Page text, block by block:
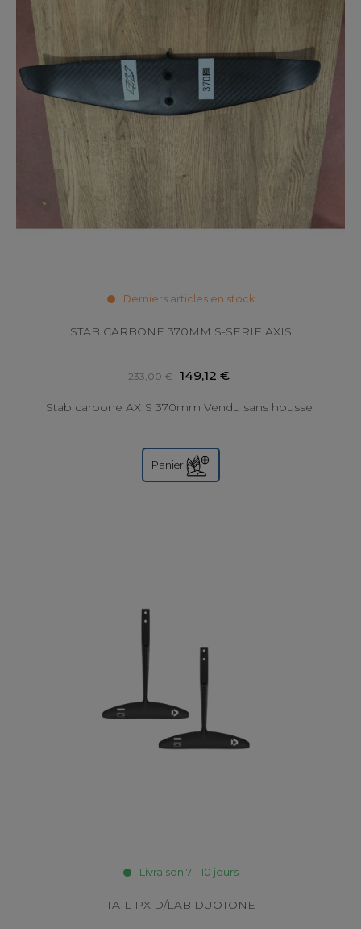
Derniers articles en stock
STAB CARBONE 370MM S-SERIE AXIS
233,00 € 149,12 €
Stab carbone AXIS 370mm Vendu sans housse
Panier
Livraison 7 - 10 jours
TAIL PX D/LAB DUOTONE